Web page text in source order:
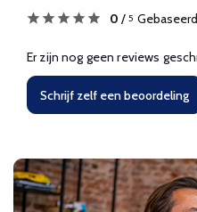
0 / 5
Er zijn nog geen reviews
Schrijf zelf een beoordeling